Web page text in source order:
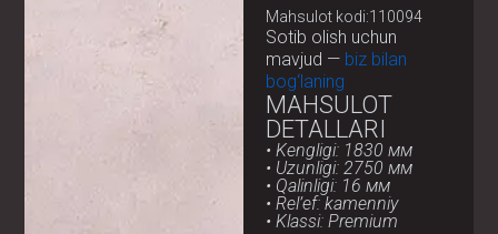
Mahsulot kodi:110094
Sotib olish uchun
mavjud — biz bilan
bog‘laning
MAHSULOT
DETALLARI
• Kengligi: 1830 мм
• Uzunligi: 2750 мм
• Qalinligi: 16 мм
• Rel’ef: kamenniy
• Klassi: Premium